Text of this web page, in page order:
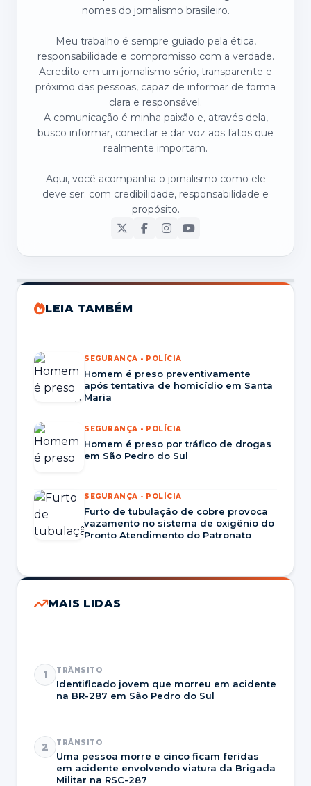
nomes do jornalismo brasileiro.
Meu trabalho é sempre guiado pela ética,
responsabilidade e compromisso com a verdade.
Acredito em um jornalismo sério, transparente e
próximo das pessoas, capaz de informar de forma
clara e responsável.
A comunicação é minha paixão e, através dela,
busco informar, conectar e dar voz aos fatos que
realmente importam.
Aqui, você acompanha o jornalismo como ele
deve ser: com credibilidade, responsabilidade e
propósito.
LEIA TAMBÉM
SEGURANÇA - POLÍCIA
Homem é preso preventivamente
após tentativa de homicídio em Santa
Maria
SEGURANÇA - POLÍCIA
Homem é preso por tráfico de drogas
em São Pedro do Sul
SEGURANÇA - POLÍCIA
Furto de tubulação de cobre provoca
vazamento no sistema de oxigênio do
Pronto Atendimento do Patronato
MAIS LIDAS
1 TRÂNSITO
Identificado jovem que morreu em acidente
na BR-287 em São Pedro do Sul
2 TRÂNSITO
Uma pessoa morre e cinco ficam feridas
em acidente envolvendo viatura da Brigada
Militar na RSC-287